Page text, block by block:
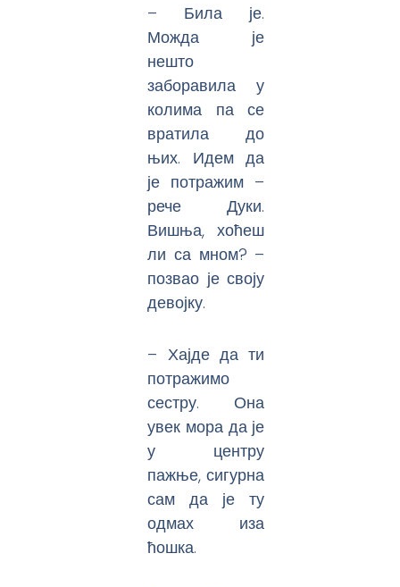
– Била је.
Можда је
нешто
заборавила у
колима па се
вратила до
њих. Идем да
је потражим –
рече Дуки.
Вишња, хоћеш
ли са мном? –
позвао је своју
девојку.
– Хајде да ти
потражимо
сестру. Она
увек мора да је
у центру
пажње, сигурна
сам да је ту
одмах иза
ћошка.